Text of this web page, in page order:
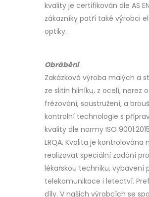
kvality je certifikován dle AS
zákazníky patří také výrobci
optiky.
Obrábění
Zakázková výroba malých a
ze slitin hliníku, z ocelí, nerez
frézování, soustružení, a
kontrolní technologie s
kvality dle normy ISO
LRQA. Kvalita je
realizovat speciální zadání
lékařskou techniku, vybavení
telekomunikace i letectví.
díly. V našich výrobcích se